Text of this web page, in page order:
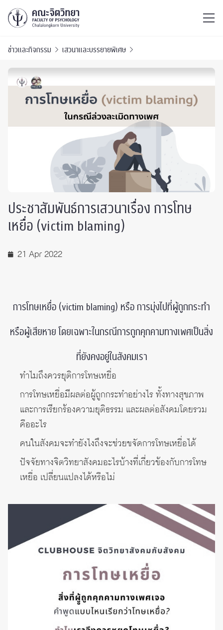
ข่าวและกิจกรรม เสวนาและบรรยายพิเศษ
ประชาสัมพันธ์การเสวนาเรื่อง การโทษ
เหยื่อ (victim blaming)
21 Apr 2022
การโทษเหยื่อ (victim blaming) หรือ การมุ่งไปที่ผู้ถูกกระทำ
หรือผู้เสียหาย โดยเฉพาะในกรณีการถูกคุกคามทางเพศเป็นสิ่ง
ที่ยังคงอยู่ในสังคมเรา
ทำไมถึงควรยุติการโทษเหยื่อ
การโทษเหยื่อมีผลต่อผู้ถูกกระทำอย่างไร ทั้งทางสุขภาพ
และการเรียกร้องความยุติธรรม และผลต่อสังคมโดยรวม
คืออะไร
คนในสังคมจะทำยังไงถึงจะช่วยขจัดการโทษเหยื่อได้
ปัจจัยทางจิตวิทยาสังคมอะไรบ้างที่เกี่ยวข้องกับการโทษ
เหยื่อ เปลี่ยนแปลงได้หรือไม่